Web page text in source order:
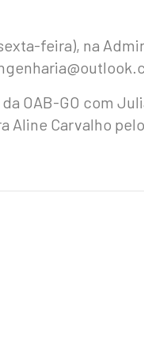
feira), na
GO com
Carvalho